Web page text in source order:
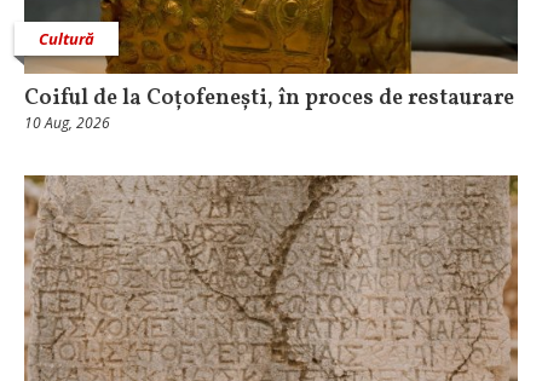
Cultură
Coiful de la Coțofenești, în proces de restaurare
10 Aug, 2026